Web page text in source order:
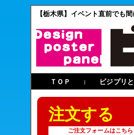
【栃木県】イベント直前でも
ＴＯＰ | ビジプリ
注文する
ご注文フォームはこちら